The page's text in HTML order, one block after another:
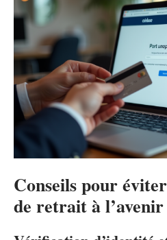
Conseils pour
de retrait à l’avenir